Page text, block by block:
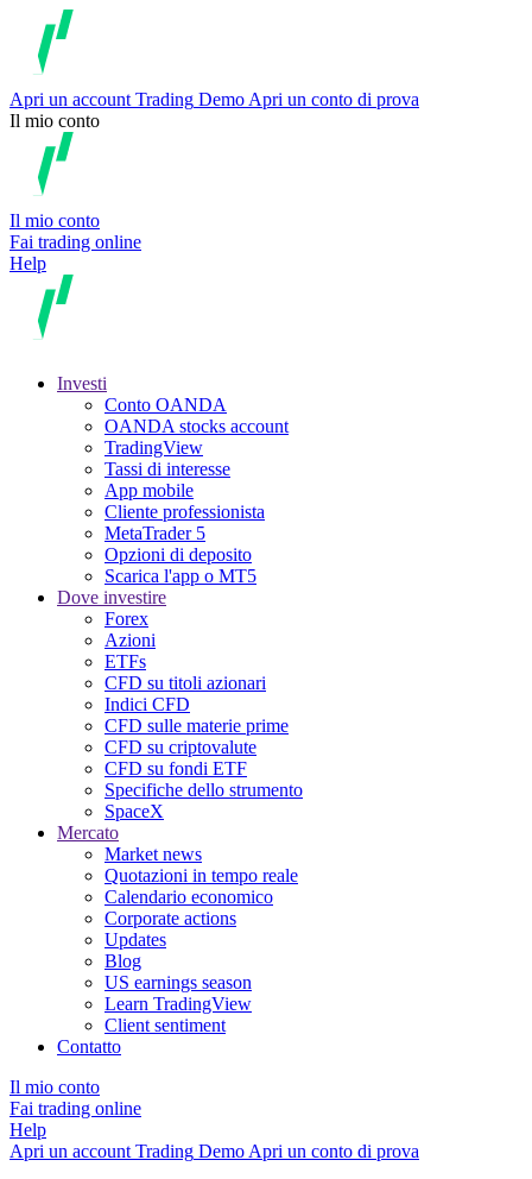
Apri un account Trading Demo Apri un conto di prova
Il mio conto
Il mio conto
Fai trading online
Help
Investi
Conto OANDA
OANDA stocks account
TradingView
Tassi di interesse
App mobile
Cliente professionista
MetaTrader 5
Opzioni di deposito
Scarica l'app o MT5
Dove investire
Forex
Azioni
ETFs
CFD su titoli azionari
Indici CFD
CFD sulle materie prime
CFD su criptovalute
CFD su fondi ETF
Specifiche dello strumento
SpaceX
Mercato
Market news
Quotazioni in tempo reale
Calendario economico
Corporate actions
Updates
Blog
US earnings season
Learn TradingView
Client sentiment
Contatto
Il mio conto
Fai trading online
Help
Apri un account Trading Demo Apri un conto di prova